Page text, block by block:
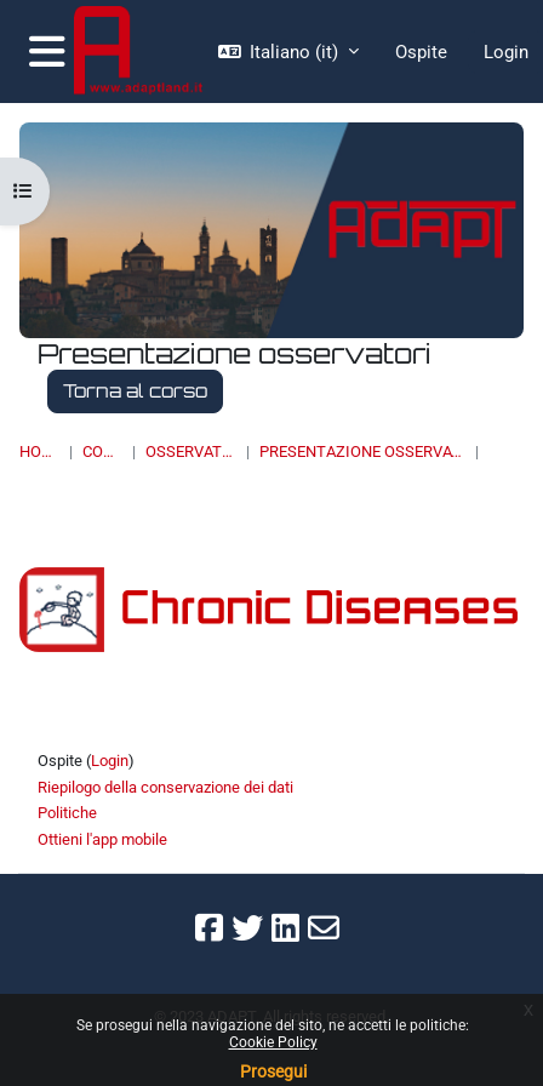
Vai al contenuto principale
Se prosegui nella navigazione del sito, ne accetti le politiche:
Cookie Policy
Prosegui
x
Pannello laterale
Italiano ‎(it)‎ Ospite Login
Presentazione osservatori
Torna al corso
HOME CORSI OSSERVATORI PRESENTAZIONE OSSERVATORI
Apri indice del corso
Schema della sezione
Ospite (Login)
Riepilogo della conservazione dei dati
Politiche
Ottieni l'app mobile
© 2023 ADAPT. All rights reserved.